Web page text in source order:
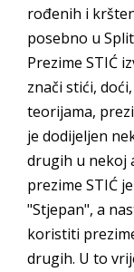
rođenih i
posebno u
Prezime STIĆ
znači stići,
teorijama,
je dodijeljen
drugih u nekoj
prezime STIĆ
"Stjepan", a
koristiti
drugih. U to